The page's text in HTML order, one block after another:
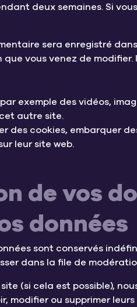
deux semaines. Si
sera enregistré
vous venez de modifier.
exemple des vidéos,
autre site.
des cookies, embarquer
leur site web.
de vos
données
sont conservés
dans la file de
(si cela est possible),
modifier ou supprimer